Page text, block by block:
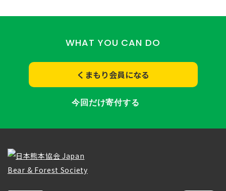
WHAT YOU CAN DO
くまもり会員になる
今回だけ寄付する